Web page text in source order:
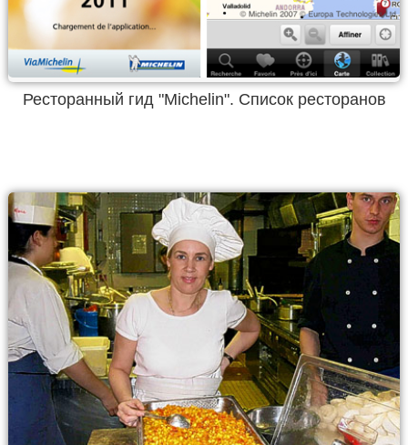
Ресторанный гид "Michelin". Список ресторанов